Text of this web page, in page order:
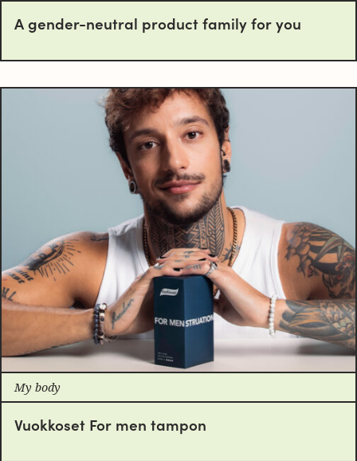
A gender-neutral product family for you
My body
Vuokkoset For men tampon